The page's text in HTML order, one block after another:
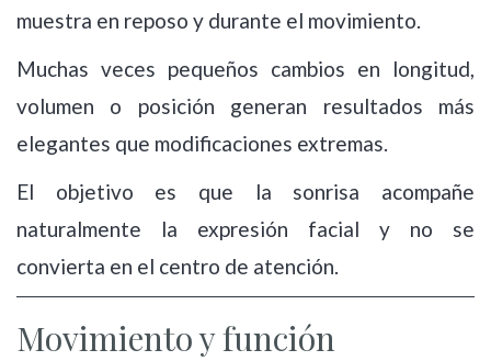
muestra en reposo y durante el movimiento.
Muchas veces pequeños cambios en longitud,
volumen o posición generan resultados más
elegantes que modificaciones extremas.
El objetivo es que la sonrisa acompañe
naturalmente la expresión facial y no se
convierta en el centro de atención.
Movimiento y función